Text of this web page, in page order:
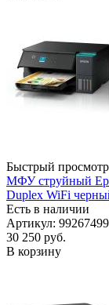
Быстрый просмотр
МФУ струйный
Duplex WiFi
Есть в наличии
Артикул:
30 250 руб.
В корзину